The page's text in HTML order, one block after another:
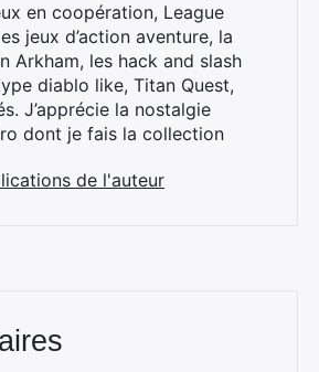
en coopération, League
jeux d’action aventure, la
Arkham, les hack and slash
diablo like, Titan Quest,
J’apprécie la nostalgie
dont je fais la collection
de l'auteur